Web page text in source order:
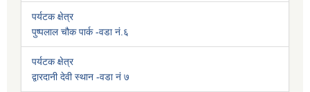
पर्यटक क्षेत्र
पुष्पलाल चौक पार्क -वडा नं.६
पर्यटक क्षेत्र
द्वारदानी देवी स्थान -वडा नं ७